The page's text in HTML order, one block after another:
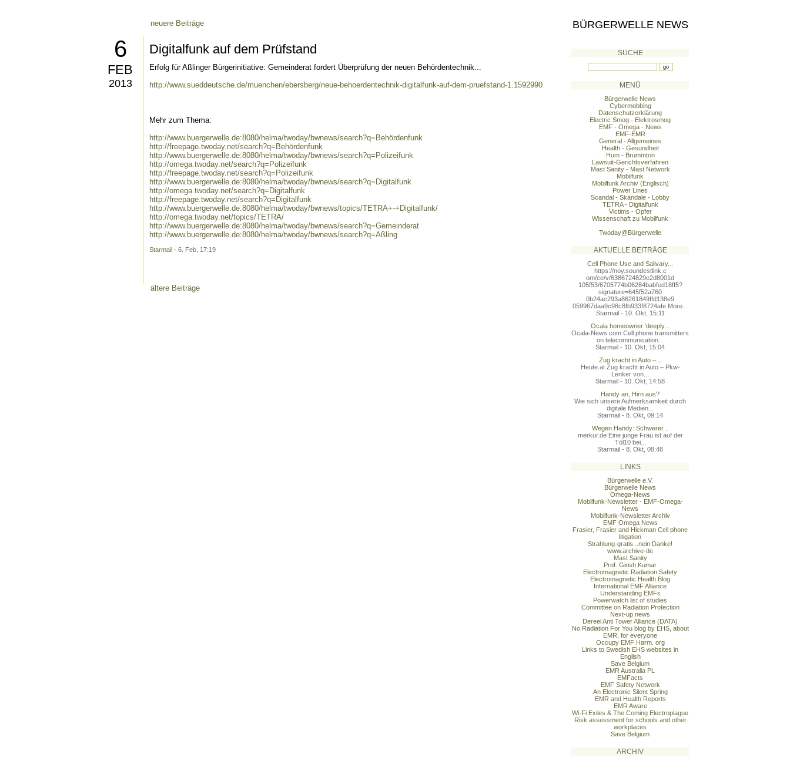
neuere Beiträge
6
FEB
2013
Digitalfunk auf dem Prüfstand
Erfolg für Aßlinger Bürgerinitiative: Gemeinderat fordert Überprüfung der neuen Behördentechnik...
http://www.sueddeutsche.de/muenchen/ebersberg/neue-behoerdentechnik-digitalfunk-auf-dem-pruefstand-1.1592990
Mehr zum Thema:
http://www.buergerwelle.de:8080/helma/twoday/bwnews/search?q=Behördenfunk
http://freepage.twoday.net/search?q=Behördenfunk
http://www.buergerwelle.de:8080/helma/twoday/bwnews/search?q=Polizeifunk
http://omega.twoday.net/search?q=Polizeifunk
http://freepage.twoday.net/search?q=Polizeifunk
http://www.buergerwelle.de:8080/helma/twoday/bwnews/search?q=Digitalfunk
http://omega.twoday.net/search?q=Digitalfunk
http://freepage.twoday.net/search?q=Digitalfunk
http://www.buergerwelle.de:8080/helma/twoday/bwnews/topics/TETRA+-+Digitalfunk/
http://omega.twoday.net/topics/TETRA/
http://www.buergerwelle.de:8080/helma/twoday/bwnews/search?q=Gemeinderat
http://www.buergerwelle.de:8080/helma/twoday/bwnews/search?q=Aßling
Starmail - 6. Feb, 17:19
ältere Beiträge
BÜRGERWELLE NEWS
SUCHE
MENÜ
Bürgerwelle News
Cybermobbing
Datenschutzerklärung
Electric Smog - Elektrosmog
EMF - Omega - News
EMF-EMR
General - Allgemeines
Health - Gesundheit
Hum - Brummton
Lawsuit-Gerichtsverfahren
Mast Sanity - Mast Network
Mobilfunk
Mobilfunk Archiv (Englisch)
Power Lines
Scandal - Skandale - Lobby
TETRA - Digitalfunk
Victims - Opfer
Wissenschaft zu Mobilfunk
Twoday@Bürgerwelle
AKTUELLE BEITRÄGE
Cell Phone Use and Salivary...
https://noy.soundestlink.c
om/ce/v/6386724829e2d8001d
105f53/6705774b06284babfed18ff5?
signature=645f52a760
0b24ac293a86261849ffd138e9
059967daa9c98c8fb933f8724afe More...
Starmail - 10. Okt, 15:11
Ocala homeowner 'deeply...
Ocala-News.com Cell phone transmitters
on telecommunication...
Starmail - 10. Okt, 15:04
Zug kracht in Auto –...
Heute.at Zug kracht in Auto – Pkw-
Lenker von...
Starmail - 10. Okt, 14:58
Handy an, Hirn aus?
Wie sich unsere Aufmerksamkeit durch
digitale Medien...
Starmail - 8. Okt, 09:14
Wegen Handy: Schwerer...
merkur.de Eine junge Frau ist auf der
Töl10 bei...
Starmail - 8. Okt, 08:48
LINKS
Bürgerwelle e.V.
Bürgerwelle News
Omega-News
Mobilfunk-Newsletter - EMF-Omega-
News
Mobilfunk-Newsletter Archiv
EMF Omega News
Frasier, Frasier and Hickman Cell phone
litigation
Strahlung-gratis...nein Danke!
www.archive-de
Mast Sanity
Prof. Girish Kumar
Electromagnetic Radiation Safety
Electromagnetic Health Blog
International EMF Alliance
Understanding EMFs
Powerwatch list of studies
Committee on Radiation Protection
Next-up news
Dereel Anti Tower Alliance (DATA)
No Radiation For You blog by EHS, about
EMR, for everyone
Occupy EMF Harm. org
Links to Swedish EHS websites in
English
Save Belgium
EMR Australia PL
EMFacts
EMF Safety Network
An Electronic Silent Spring
EMR and Health Reports
EMR Aware
Wi-Fi Exiles & The Coming Electroplague
Risk assessment for schools and other
workplaces
Save Belgium
ARCHIV